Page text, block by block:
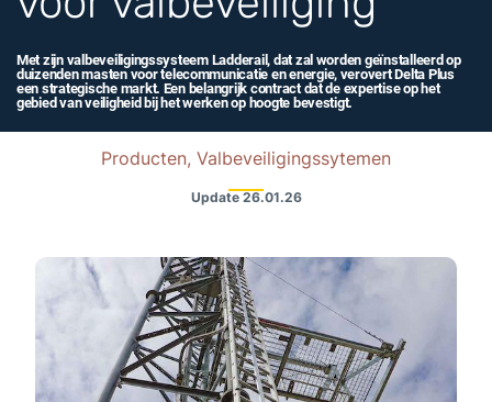
Met zijn valbeveiligingssysteem Ladderail, dat zal worden geïnstalleerd op
duizenden masten voor telecommunicatie en energie, verovert Delta Plus
een strategische markt. Een belangrijk contract dat de expertise op het
gebied van veiligheid bij het werken op hoogte bevestigt.
Producten, Valbeveiligingssytemen
Update 26.01.26